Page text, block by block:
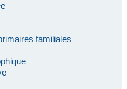
familiales